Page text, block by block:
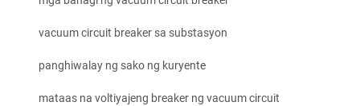
vacuum circuit breaker sa substasyon
panghiwalay ng sako ng kuryente
mataas na voltiyajeng breaker ng vacuum circuit